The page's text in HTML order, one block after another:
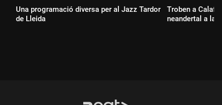
Una programació diversa per al Jazz Tardor
de Lleida
Troben a
neandertal a la